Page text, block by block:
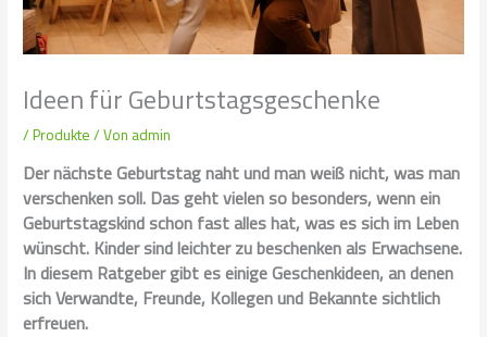
Ideen für Geburtstagsgeschenke
/Produkte / Von admin
Der nächste Geburtstag naht und man weiß nicht, was man
verschenken soll. Das geht vielen so besonders, wenn ein
Geburtstagskind schon fast alles hat, was es sich im Leben
wünscht. Kinder sind leichter zu beschenken als Erwachsene.
In diesem Ratgeber gibt es einige Geschenkideen, an denen
sich Verwandte, Freunde, Kollegen und Bekannte sichtlich
erfreuen.